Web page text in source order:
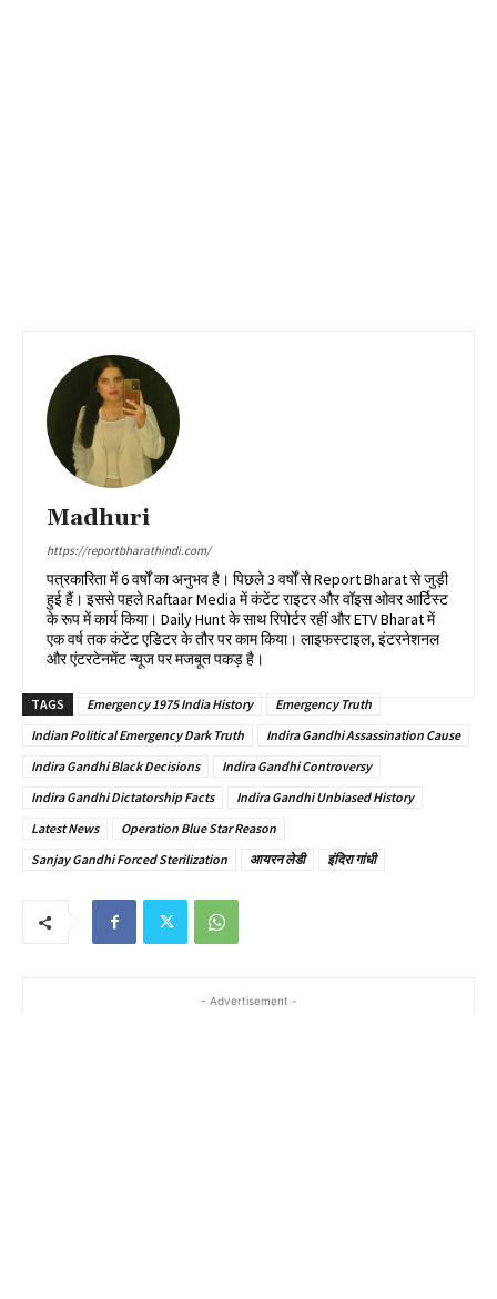
Madhuri
https://reportbharathindi.com/
पत्रकारिता में 6 वर्षों का अनुभव है। पिछले 3 वर्षों से Report Bharat से जुड़ी
हुई हैं। इससे पहले Raftaar Media में कंटेंट राइटर और वॉइस ओवर आर्टिस्ट
के रूप में कार्य किया। Daily Hunt के साथ रिपोर्टर रहीं और ETV Bharat में
एक वर्ष तक कंटेंट एडिटर के तौर पर काम किया। लाइफस्टाइल, इंटरनेशनल
और एंटरटेनमेंट न्यूज पर मजबूत पकड़ है।
TAGS Emergency 1975 India History
Emergency Truth
Indian Political Emergency Dark Truth
Indira Gandhi Assassination Cause
Indira Gandhi Black Decisions
Indira Gandhi Controversy
Indira Gandhi Dictatorship Facts
Indira Gandhi Unbiased History
Latest News
Operation Blue Star Reason
Sanjay Gandhi Forced Sterilization
आयरन लेडी इंदिरा गांधी
- Advertisement -